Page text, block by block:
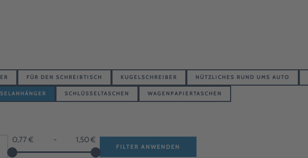
FÜR DEN SCHREIBTISCH KUGELSCHREIBER NÜTZLICHES RUND UMS AUTO
SCHLÜSSELTASCHEN WAGENPAPIERTASCHEN
0,77 € - 1,50 €
FILTER ANWENDEN